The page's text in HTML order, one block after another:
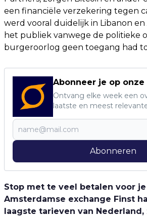
een financiële verzekering tegen
werd vooral duidelijk in Libanon
het publiek vanwege de politieke
burgeroorlog geen toegang had
Abonneer je op
Ontvang elke week een
laatste en meest
Abonneren
Stop met te veel betalen voor
Amsterdamse exchange Finst
laagste tarieven van